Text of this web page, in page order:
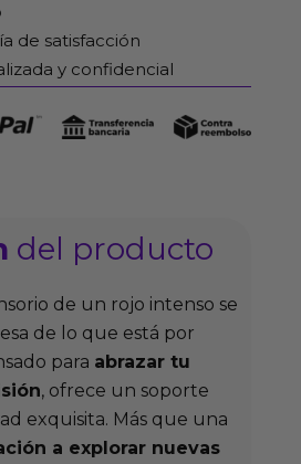
de satisfacción
y confidencial
del producto
de un rojo intenso se
de lo que está por
para abrazar tu
, ofrece un soporte
exquisita. Más que una
a explorar nuevas